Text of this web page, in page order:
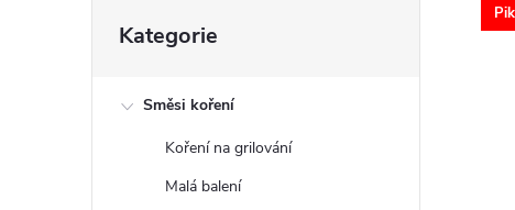
kategorie
Kategorie
Směsi koření
Koření na grilování
Malá balení